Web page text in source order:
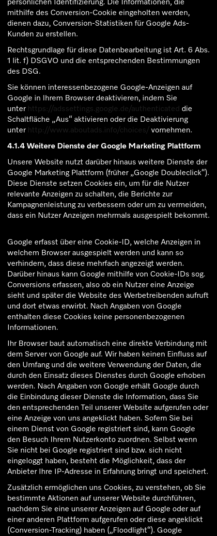
persönlichen Identifizierung. Die Informationen, die
mithilfe des Conversion-Cookie eingeholten werden,
dienen dazu, Conversion-Statistiken für Google Ads-
Kunden zu erstellen.
Rechtsgrundlage für diese Datenbearbeitung ist Art. 6 Abs.
1 lit. f) DSGVO und die entsprechenden Bestimmungen
des DSG.
Sie können interessenbezogene Google-Anzeigen auf
Google in Ihrem Browser deaktivieren, indem Sie
unter https://adssettings.google.de/authenticated die
Schaltfläche „Aus“ aktivieren oder die Deaktivierung
unter http://www.aboutads.info/choices/ vornehmen.
4.1.4 Weitere Dienste der Google Marketing Plattform
Unsere Website nutzt darüber hinaus weitere Dienste der
Google Marketing Plattform (früher „Google Doubleclick“).
Diese Dienste setzen Cookies ein, um für die Nutzer
relevante Anzeigen zu schalten, die Berichte zur
Kampagnenleistung zu verbessern oder um zu vermeiden,
dass ein Nutzer Anzeigen mehrmals ausgespielt bekommt.
Google erfasst über eine Cookie-ID, welche Anzeigen in
welchem Browser ausgespielt werden und kann so
verhindern, dass diese mehrfach angezeigt werden.
Darüber hinaus kann Google mithilfe von Cookie-IDs sog.
Conversions erfassen, also ob ein Nutzer eine Anzeige
sieht und später die Website des Werbetreibenden aufruft
und dort etwas erwirbt. Nach Angaben von Google
enthalten diese Cookies keine personenbezogenen
Informationen.
Ihr Browser baut automatisch eine direkte Verbindung mit
dem Server von Google auf. Wir haben keinen Einfluss auf
den Umfang und die weitere Verwendung der Daten, die
durch den Einsatz dieses Dienstes durch Google erhoben
werden. Nach Angaben von Google erhält Google durch
die Einbindung dieser Dienste die Information, dass Sie
den entsprechenden Teil unserer Website aufgerufen oder
eine Anzeige von uns angeklickt haben. Sofern Sie bei
einem Dienst von Google registriert sind, kann Google
den Besuch Ihrem Nutzerkonto zuordnen. Selbst wenn
Sie nicht bei Google registriert sind bzw. sich nicht
eingeloggt haben, besteht die Möglichkeit, dass der
Anbieter Ihre IP-Adresse in Erfahrung bringt und speichert.
Zusätzlich ermöglichen uns Cookies, zu verstehen, ob Sie
bestimmte Aktionen auf unserer Website durchführen,
nachdem Sie eine unserer Anzeigen auf Google oder auf
einer anderen Plattform aufgerufen oder diese angeklickt
(Conversion-Tracking) haben („Floodlight“). Google